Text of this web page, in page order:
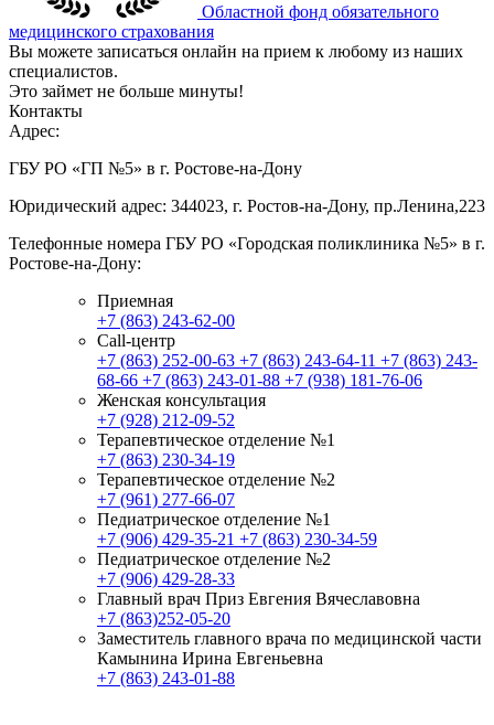
Областной фонд обязательного
медицинского страхования
Вы можете записаться онлайн на прием к любому из наших
специалистов.
Это займет не больше минуты!
Контакты
Адрес:
ГБУ РО «ГП №5» в г. Ростове-на-Дону
Юридический адрес: 344023, г. Ростов-на-Дону, пр.Ленина,223
Телефонные номера ГБУ РО «Городская поликлиника №5» в г.
Ростове-на-Дону:
Приемная
+7 (863) 243-62-00
Call-центр
+7 (863) 252-00-63 +7 (863) 243-64-11 +7 (863) 243-
68-66 +7 (863) 243-01-88 +7 (938) 181-76-06
Женская консультация
+7 (928) 212-09-52
Терапевтическое отделение №1
+7 (863) 230-34-19
Терапевтическое отделение №2
+7 (961) 277-66-07
Педиатрическое отделение №1
+7 (906) 429-35-21 +7 (863) 230-34-59
Педиатрическое отделение №2
+7 (906) 429-28-33
Главный врач Приз Евгения Вячеславовна
+7 (863)252-05-20
Заместитель главного врача по медицинской части
Камынина Ирина Евгеньевна
+7 (863) 243-01-88